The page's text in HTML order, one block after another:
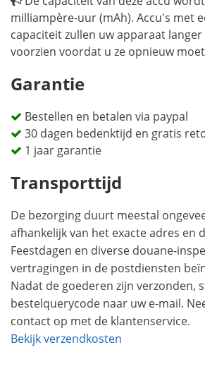
milliampère-uur (mAh). Accu's met
capaciteit zullen uw apparaat
voorzien voordat u ze opnieuw
Garantie
Bestellen en betalen via paypal
30 dagen bedenktijd en gratis
1 jaar garantie
Transporttijd
De bezorging duurt meestal
afhankelijk van het exacte adres en
Feestdagen en diverse douane-
vertragingen in de postdiensten
Nadat de goederen zijn verzonden,
bestelquerycode naar uw e-mail.
contact op met de klantenservice.
Bekijk verzendkosten